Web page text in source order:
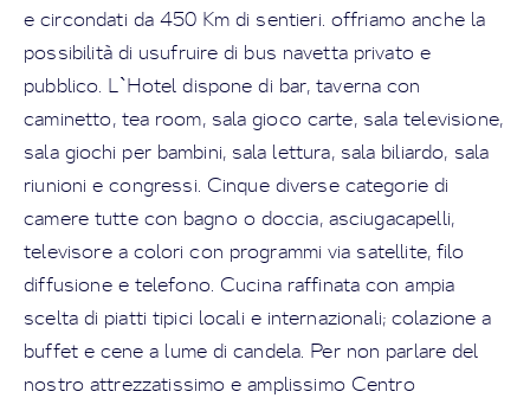
e circondati da 450 Km di sentieri. offriamo anche la
possibilità di usufruire di bus navetta privato e
pubblico. L`Hotel dispone di bar, taverna con
caminetto, tea room, sala gioco carte, sala televisione,
sala giochi per bambini, sala lettura, sala biliardo, sala
riunioni e congressi. Cinque diverse categorie di
camere tutte con bagno o doccia, asciugacapelli,
televisore a colori con programmi via satellite, filo
diffusione e telefono. Cucina raffinata con ampia
scelta di piatti tipici locali e internazionali; colazione a
buffet e cene a lume di candela. Per non parlare del
nostro attrezzatissimo e amplissimo Centro